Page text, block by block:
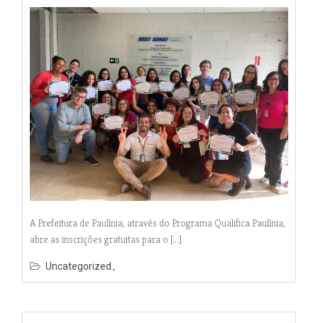
A Prefeitura de Paulínia, através do Programa Qualifica Paulínia,
abre as inscrições gratuitas para o […]
Uncategorized